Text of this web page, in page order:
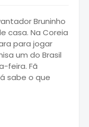
Bruninho
casa. Na Coreia
para jogar
um do Brasil
feira. Fã
sabe o que